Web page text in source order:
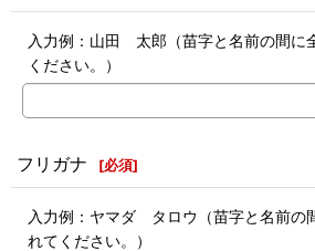
入力例：山田 太郎（苗字と名前の間に
ください。）
フリガナ [必須]
入力例：ヤマダ タロウ（苗字と名前の
れてください。）